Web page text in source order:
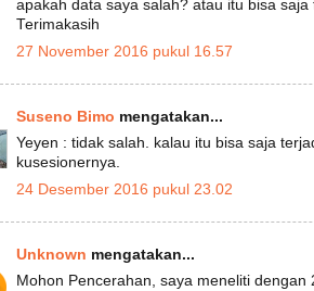
apakah data saya salah? atau itu bisa
Terimakasih
27 November 2016 pukul 16.57
Suseno Bimo mengatakan...
Yeyen : tidak salah. kalau itu bisa saja
kusesionernya.
24 Desember 2016 pukul 23.02
Unknown mengatakan...
Mohon Pencerahan, saya meneliti